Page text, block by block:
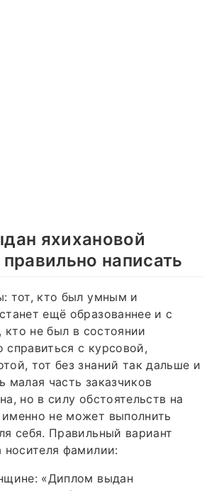
яхихановой
написать
тот, кто был умным и
ещё образованнее и с
кто не был в состоянии
справиться с курсовой,
тот без знаний так дальше и
малая часть заказчиков
но в силу обстоятельств на
не может выполнить
себя. Правильный вариант
носителя фамилии:
«Диплом выдан